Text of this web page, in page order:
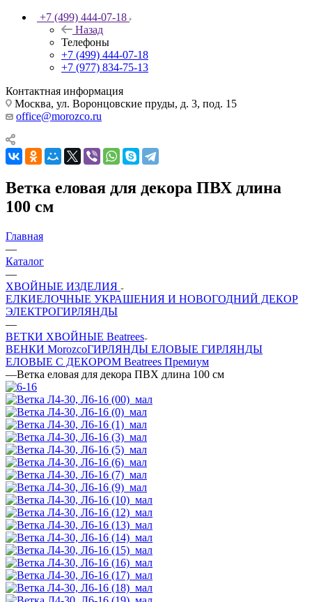
+7 (499) 444-07-18
Назад
Телефоны
+7 (499) 444-07-18
+7 (977) 834-75-13
Контактная информация
Москва, ул. Воронцовские пруды, д. 3, под. 15
office@morozco.ru
Ветка еловая для декора ПВХ длина
100 см
Главная
—
Каталог
—
ХВОЙНЫЕ ИЗДЕЛИЯ
ЕЛКИЕЛОЧНЫЕ УКРАШЕНИЯ И НОВОГОДНИЙ ДЕКОР
ЭЛЕКТРОГИРЛЯНДЫ
—
ВЕТКИ ХВОЙНЫЕ Beatrees
ВЕНКИ MorozcoГИРЛЯНДЫ ЕЛОВЫЕ ГИРЛЯНДЫ
ЕЛОВЫЕ С ДЕКОРОМ Beatrees Премиум
—Ветка еловая для декора ПВХ длина 100 см